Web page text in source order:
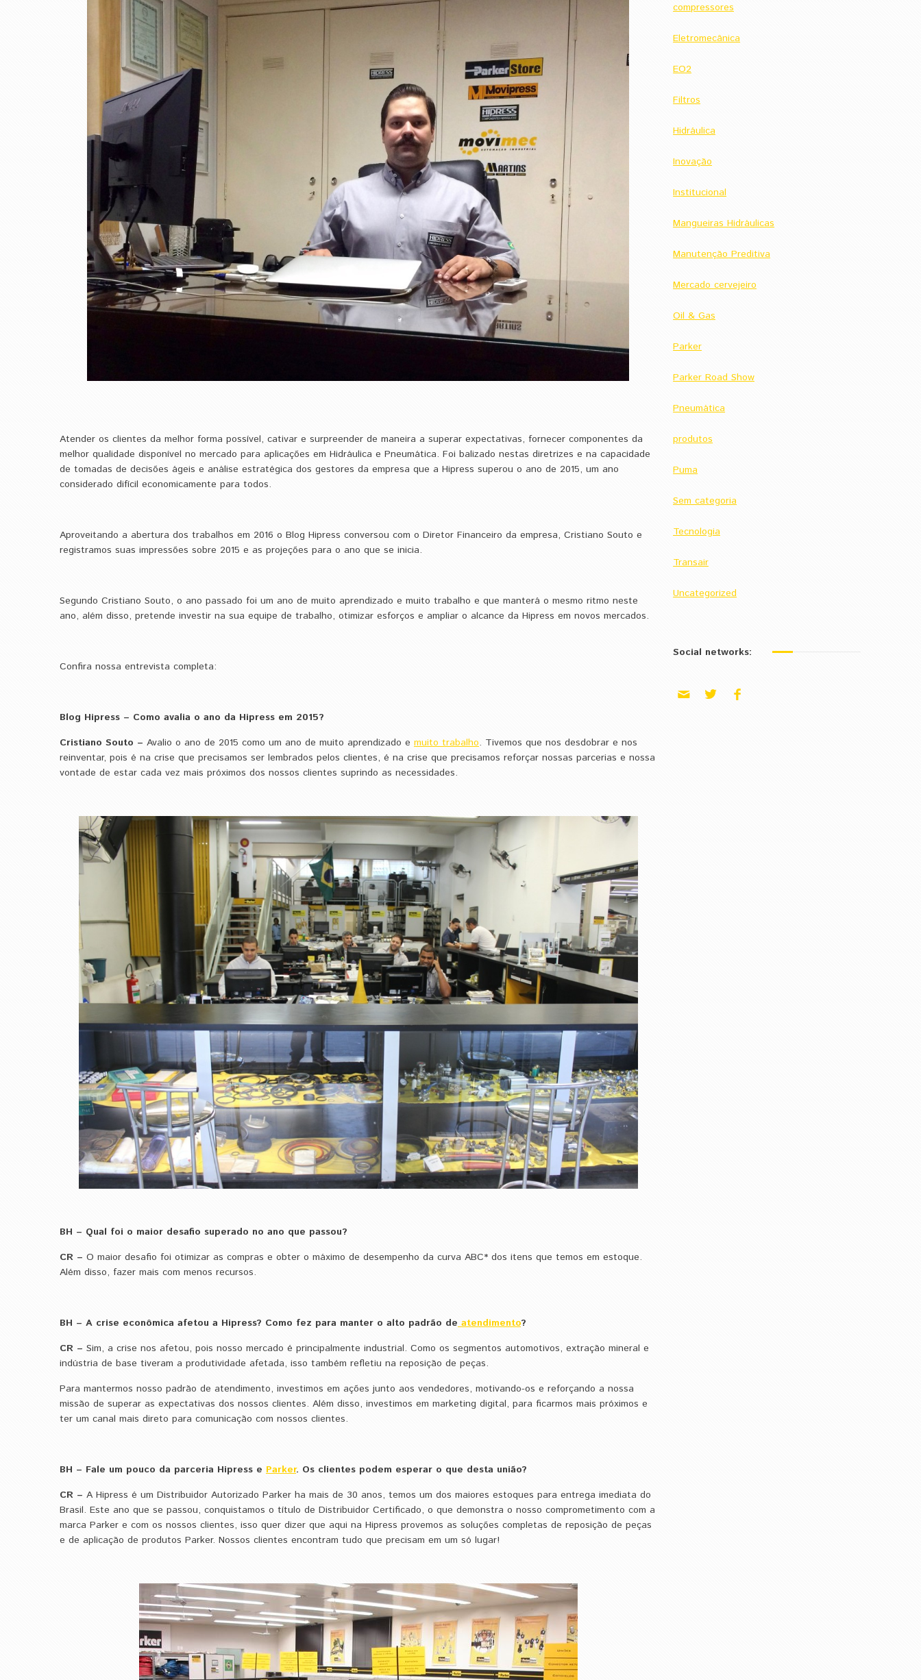
Atender os clientes da melhor forma possível, cativar e surpreender de maneira a superar expectativas, fornecer componentes da
melhor qualidade disponível no mercado para aplicações em Hidráulica e Pneumática. Foi balizado nestas diretrizes e na capacidade
de tomadas de decisões ágeis e análise estratégica dos gestores da empresa que a Hipress superou o ano de 2015, um ano
considerado difícil economicamente para todos.
Aproveitando a abertura dos trabalhos em 2016 o Blog Hipress conversou com o Diretor Financeiro da empresa, Cristiano Souto e
registramos suas impressões sobre 2015 e as projeções para o ano que se inicia.
Segundo Cristiano Souto, o ano passado foi um ano de muito aprendizado e muito trabalho e que manterá o mesmo ritmo neste
ano, além disso, pretende investir na sua equipe de trabalho, otimizar esforços e ampliar o alcance da Hipress em novos mercados.
Confira nossa entrevista completa:
Blog Hipress – Como avalia o ano da Hipress em 2015?
Cristiano Souto – ​​Avalio o ano de 2015 como um ano de muito aprendizado e muito trabalho. Tivemos que nos desdobrar e nos
reinventar, pois é na crise que precisamos ser lembrados pelos clientes, é na crise que precisamos reforçar nossas parcerias e nossa
vontade de estar cada vez mais próximos dos nossos clientes suprindo as necessidades.
BH – Qual foi o maior desafio superado no ano que passou?
​CR – O maior desafio foi otimizar as compras e obter o máximo de desempenho ​da curva ABC* dos itens que temos em estoque.
Além disso, fazer mais com menos recursos.
BH – A crise econômica afetou a Hipress? Como fez para manter o alto padrão deatendimento?
CR – ​Sim, a crise nos afetou, pois nosso mercado é principalmente industrial. Como os segmentos automotivos, extração mineral e
indústria de base tiveram a produtividade afetada, isso também refletiu na reposição de peças.
​Para mantermos nosso padrão de atendimento, investimos em ações junto aos vendedores, motivando-os e reforçando a nossa ​
missão de superar as expectativas dos nossos clientes. Além disso, investimos em marketing digital, para ficarmos mais próximos e
ter um canal mais direto para comunicação com nossos clientes.
BH – Fale um pouco da parceria Hipress e Parker. Os clientes podem esperar o que desta união?
CR – A Hipress é um Distribuidor Autorizado Parker ha mais de 30 anos, temos um dos maiores estoques para entrega imediata do
Brasil. Este ano que se passou, conquistamos o título de Distribuidor Certificado, o que demonstra o nosso comprometimento com a
marca Parker e com os nossos clientes, isso quer dizer que aqui na Hipress provemos as soluções completas de reposição de peças
e de aplicação de produtos Parker. Nossos clientes encontram tudo que precisam em um só lugar!
compressores
Eletromecânica
EO2
Filtros
Hidráulica
Inovação
Institucional
Mangueiras Hidráulicas
Manutenção Preditiva
Mercado cervejeiro
Oil & Gas
Parker
Parker Road Show
Pneumática
produtos
Puma
Sem categoria
Tecnologia
Transair
Uncategorized
Social networks: